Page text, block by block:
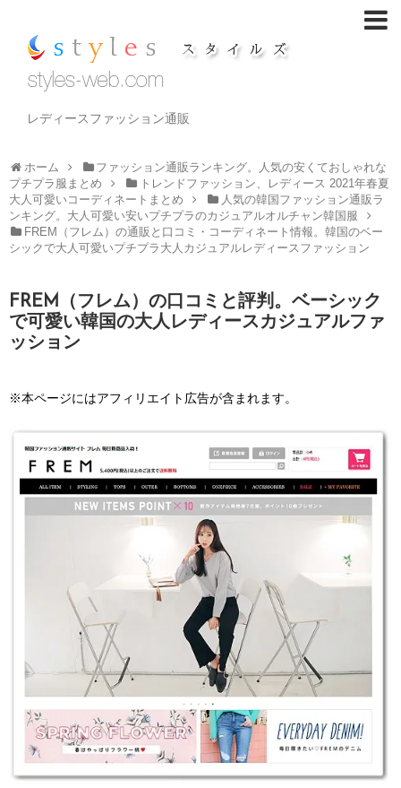
レディースファッション通販
ホーム
ファッション通販ランキング。人気の安くておしゃれな
プチプラ服まとめ
トレンドファッション、レディース 2021年春夏
大人可愛いコーディネートまとめ
人気の韓国ファッション通販ラ
ンキング。大人可愛い安いプチプラのカジュアルオルチャン韓国服
FREM（フレム）の通販と口コミ・コーディネート情報。韓国のベー
シックで大人可愛いプチプラ大人カジュアルレディースファッション
FREM（フレム）の口コミと評判。ベーシック
で可愛い韓国の大人レディースカジュアルファ
ッション
※本ページにはアフィリエイト広告が含まれます。